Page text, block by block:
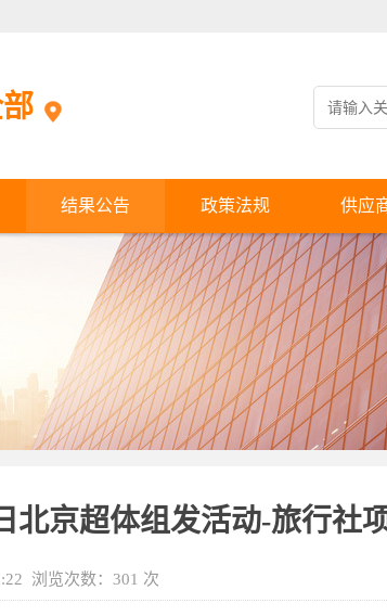
结果公告 政策法规 供应
北京超体组发活动-旅行社
浏览次数： 301 次